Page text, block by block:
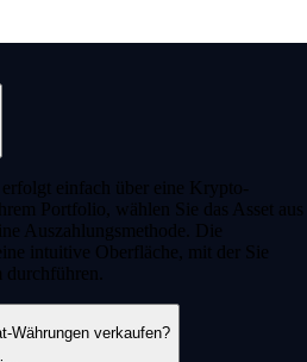
einfach über eine Krypto-
Portfolio, wählen Sie das Asset aus
Auszahlungsmethode. Die
intuitive Oberfläche, mit der Sie
Währungen verkaufen?